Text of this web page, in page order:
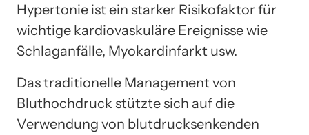
Hypertonie ist ein starker Risikofaktor für
wichtige kardiovaskuläre Ereignisse wie
Schlaganfälle, Myokardinfarkt usw.
Das traditionelle Management von
Bluthochdruck stützte sich auf die
Verwendung von blutdrucksenkenden